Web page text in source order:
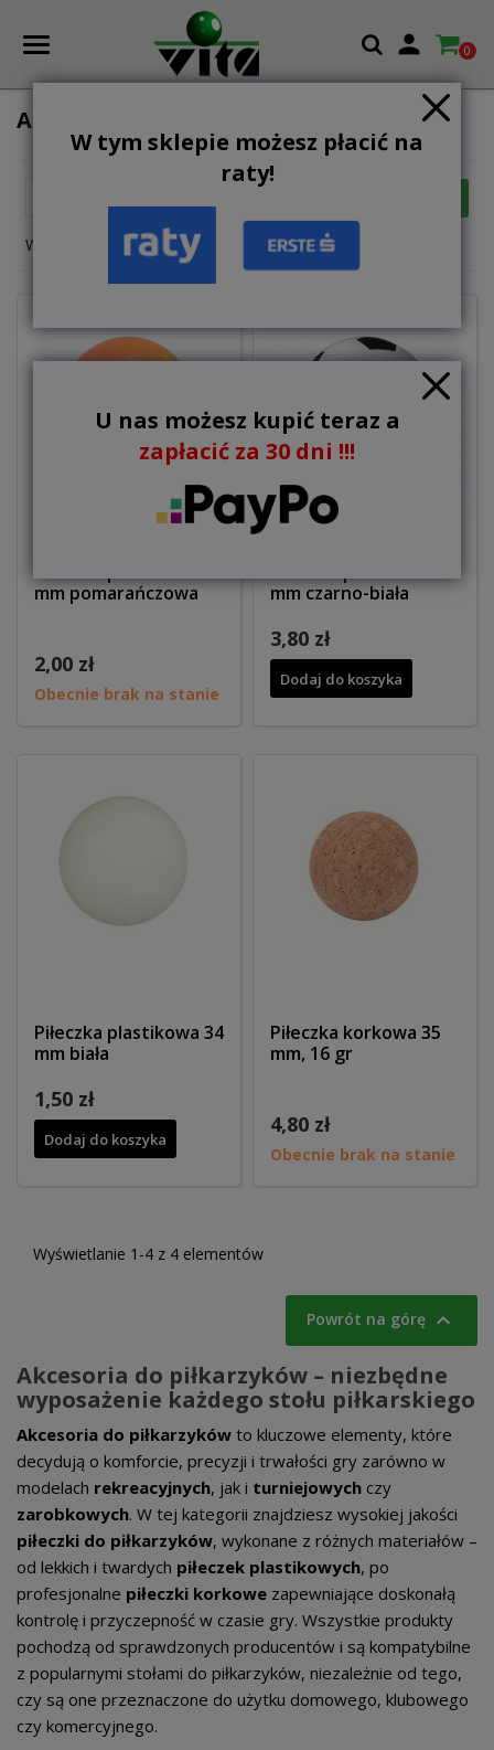
W tym sklepie możesz płacić na
raty!
U nas możesz kupić teraz a
zapłacić za 30 dni !!!
 0
AKCESORIA
Wyświetlanie 1-4 z 4 elementów
mm pomarańczowa
2,00 zł
Obecnie brak na stanie
mm czarno-biała
3,80 zł
Dodaj do koszyka
Piłeczka plastikowa 34
mm biała
1,50 zł
Dodaj do koszyka
Piłeczka korkowa 35
mm, 16 gr
4,80 zł
Obecnie brak na stanie
Wyświetlanie 1-4 z 4 elementów
Powrót na górę 
Akcesoria do piłkarzyków – niezbędne
wyposażenie każdego stołu piłkarskiego
Akcesoria do piłkarzyków to kluczowe elementy, które
decydują o komforcie, precyzji i trwałości gry zarówno w
modelach rekreacyjnych, jak i turniejowych czy
zarobkowych. W tej kategorii znajdziesz wysokiej jakości
piłeczki do piłkarzyków, wykonane z różnych materiałów –
od lekkich i twardych piłeczek plastikowych, po
profesjonalne piłeczki korkowe zapewniające doskonałą
kontrolę i przyczepność w czasie gry. Wszystkie produkty
pochodzą od sprawdzonych producentów i są kompatybilne
z popularnymi stołami do piłkarzyków, niezależnie od tego,
czy są one przeznaczone do użytku domowego, klubowego
czy komercyjnego.